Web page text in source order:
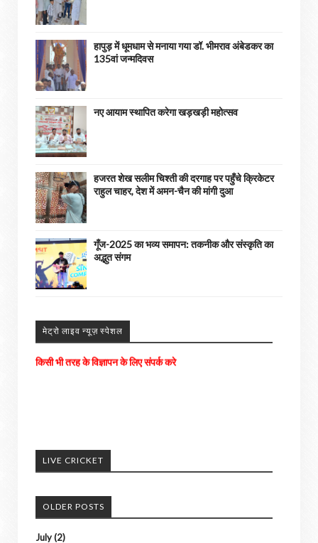
हापुड़ में धूमधाम से मनाया गया डॉ. भीमराव अंबेडकर का
135वां जन्मदिवस
नए आयाम स्थापित करेगा खड़खड़ी महोत्सव
हजरत शेख सलीम चिश्ती की दरगाह पर पहुँचे क्रिकेटर
राहुल चाहर, देश में अमन-चैन की मांगी दुआ
गूँज-2025 का भव्य समापन: तकनीक और संस्कृति का
अद्भुत संगम
मेट्रो लाइव न्यूज़ स्पेशल
अच्छी खबरों को हम अपने पोर्टल में दिखाएंगे। ......
LIVE CRICKET
OLDER POSTS
July(2)